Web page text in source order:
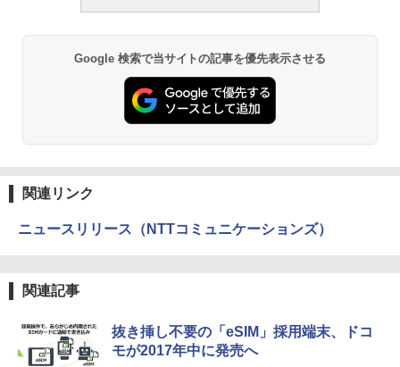
Google 検索で当サイトの記事を優先表示させる
関連リンク
ニュースリリース（NTTコミュニケーションズ）
関連記事
抜き挿し不要の「eSIM」採用端末、ドコ
モが2017年中に発売へ